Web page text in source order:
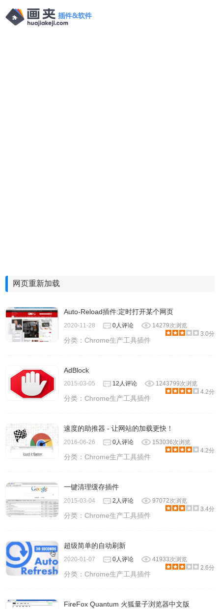
网页重新加载
Auto-Reload插件:定时打开某个网页
2020-11-28 0人评论
14279次浏览
3.0分
分类：Chrome生产工具插件
AdBlock
2015-03-05 12人评论
1243799次浏览
4.2分
分类：Chrome生产工具插件
速度的助推器 - 让网站的加载更快！
2016-06-26 0人评论
153036次浏览
4.2分
分类：Chrome生产工具插件
一键清理缓存插件
2015-03-04 2人评论
97072次浏览
3.4分
分类：Chrome生产工具插件
超级简单的自动刷新
2020-01-07 0人评论
41933次浏览
2.6分
分类：Chrome生产工具插件
FireFox Quantum 火狐量子浏览器中文版